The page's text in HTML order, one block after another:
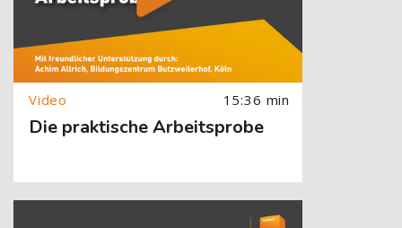
15:36 min
Die praktische Arbeitsprobe
[Cocoon] About (Text with Image) überspringen